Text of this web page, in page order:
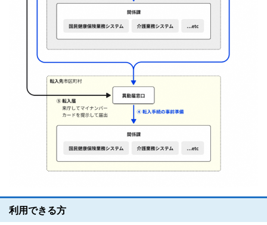
利用できる方